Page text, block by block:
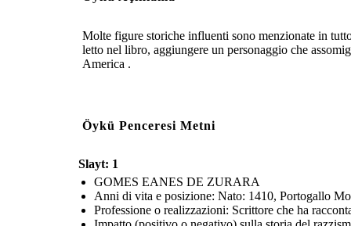
Molte figure storiche influenti sono menzionate in
letto nel libro, aggiungere un personaggio che
America .
Öykü Penceresi Metni
Slayt: 1
GOMES EANES DE ZURARA
Anni di vita e posizione: Nato: 1410, Portogallo
Professione o realizzazioni: Scrittore che ha